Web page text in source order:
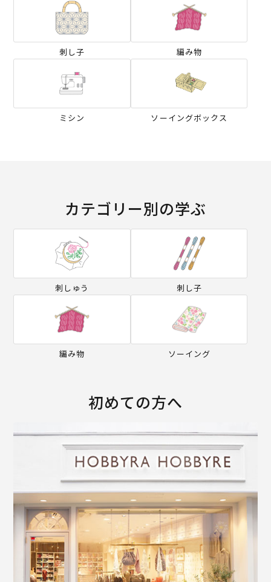
刺し子 編み物
ミシン ソーイングボックス
カテゴリー別の学ぶ
刺しゅう 刺し子
編み物 ソーイング
初めての方へ